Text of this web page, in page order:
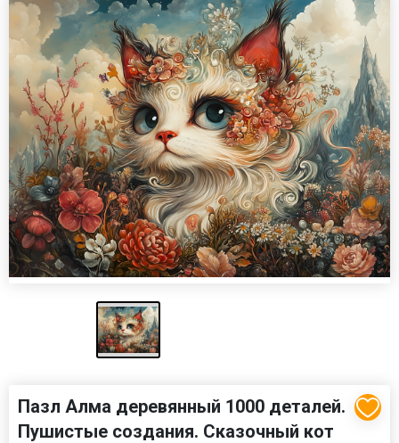
Пазл Алма деревянный 1000 деталей.
Пушистые создания. Сказочный кот